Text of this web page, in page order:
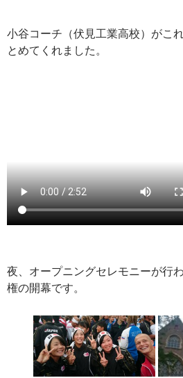
小谷コーチ（伏見工業高校）がこ
とめてくれました。
夜、オープニングセレモニーが行
権の開幕です。